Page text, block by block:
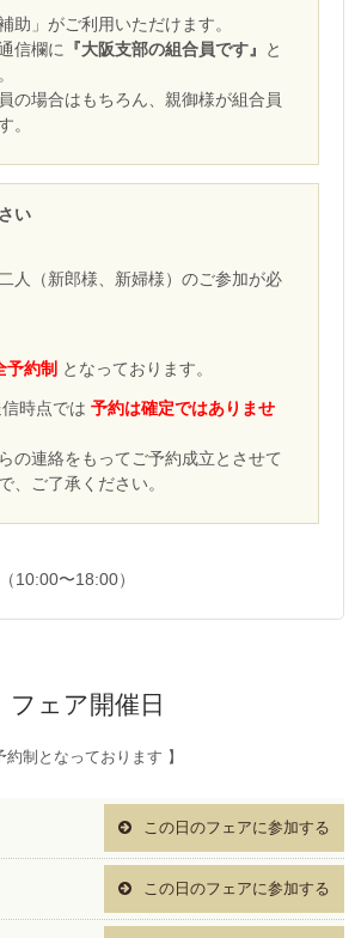
助」がご利用いただけます。
信欄に 『大阪支部の組合員です』
と
の場合はもちろん、親御様が組合員
。
い
人（新郎様、新婦様）のご参加が必
予約制 となっております。
時点では 予約は確定ではありませ
の連絡をもってご予約成立とさせて
、ご了承ください。
10:00〜18:00）
フェア開催日
約制となっております 】
この日のフェアに参加する
この日のフェアに参加する